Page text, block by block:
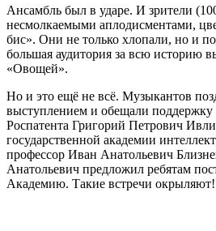
Ансамбль был в ударе. И зрители
несмолкаемыми аплодисментами,
бис». Они не только хлопали, но и
большая аудитория за всю историю
«Овощей».
Но и это ещё не всё. Музыкантов
выступлением и обещали поддержку
Роспатента Григорий Петрович
государственной академии
профессор Иван Анатольевич
Анатольевич предложил ребятам
Академию. Такие встречи окрыляют!